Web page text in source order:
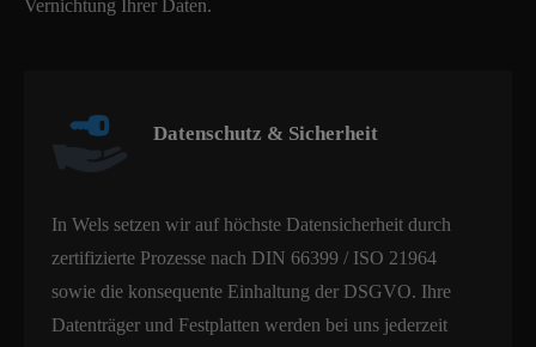
Vernichtung Ihrer Daten.
Datenschutz & Sicherheit
In Wels setzen wir auf höchste Datensicherheit durch
zertifizierte Prozesse nach DIN 66399 / ISO 21964
sowie die konsequente Einhaltung der DSGVO. Ihre
Datenträger und Festplatten werden bei uns jederzeit